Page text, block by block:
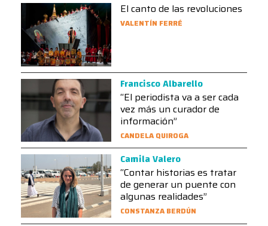
El canto de las revoluciones
VALENTÍN FERRÉ
Francisco Albarello
“El periodista va a ser cada
vez más un curador de
información”
CANDELA QUIROGA
Camila Valero
“Contar historias es tratar
de generar un puente con
algunas realidades”
CONSTANZA BERDÚN